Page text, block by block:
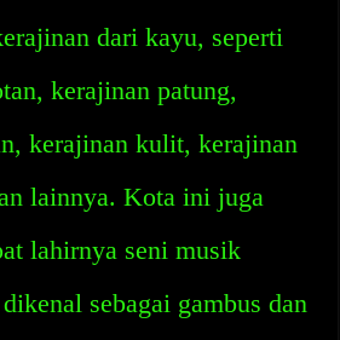
dari kayu, seperti
kerajinan patung,
kerajinan kulit, kerajinan
lainnya. Kota ini juga
lahirnya seni musik
sebagai gambus dan